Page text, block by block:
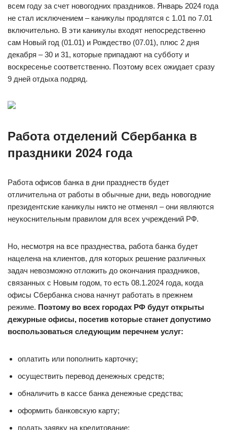
всем году за счет новогодних праздников. Январь 2024 года
не стал исключением – каникулы продлятся с 1.01 по 7.01
включительно. В эти каникулы входят непосредственно
сам Новый год (01.01) и Рождество (07.01), плюс 2 дня
декабря – 30 и 31, которые припадают на субботу и
воскресенье соответственно. Поэтому всех ожидает сразу
9 дней отдыха подряд.
Работа отделений Сбербанка в
праздники 2024 года
Работа офисов банка в дни празднеств будет
отличительна от работы в обычные дни, ведь новогодние
президентские каникулы никто не отменял – они являются
неукоснительным правилом для всех учреждений РФ.
Но, несмотря на все празднества, работа банка будет
нацелена на клиентов, для которых решение различных
задач невозможно отложить до окончания праздников,
связанных с Новым годом, то есть 08.1.2024 года, когда
офисы Сбербанка снова начнут работать в прежнем
режиме. Поэтому во всех городах РФ будут открыты
дежурные офисы, посетив которые станет допустимо
воспользоваться следующим перечнем услуг:
оплатить или пополнить карточку;
осуществить перевод денежных средств;
обналичить в кассе банка денежные средства;
оформить банковскую карту;
подать заявку на кредитование;